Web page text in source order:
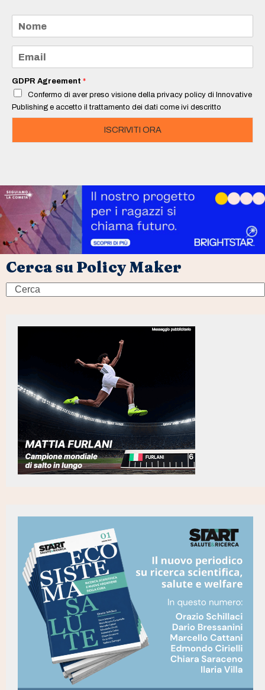
m
e
a
i
*
GDPR Agreement *
Confermo di aver preso visione della privacy policy di Innovative
Publishing e accetto il trattamento dei dati come ivi descritto
ISCRIVITI ORA
Cerca su Policy Maker
Search